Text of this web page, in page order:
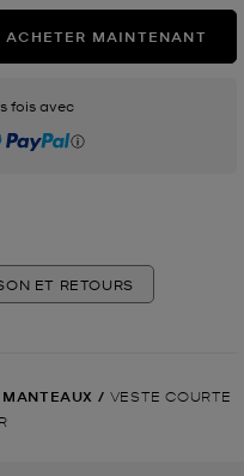
ACHETER MAINTENANT
fois avec
ET RETOURS
/ VESTE COURTE